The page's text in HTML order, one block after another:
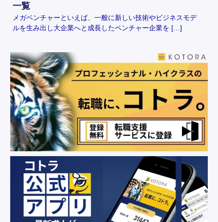
一覧
メガベンチャーといえば、一般に新しい技術やビジネスモデ
ルを生み出し大企業へと成長したベンチャー企業を […]